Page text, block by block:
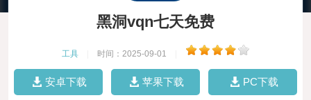
黑洞vqn七天免费
工具 时间：2025-09-01
安卓下载 苹果下载 PC下载